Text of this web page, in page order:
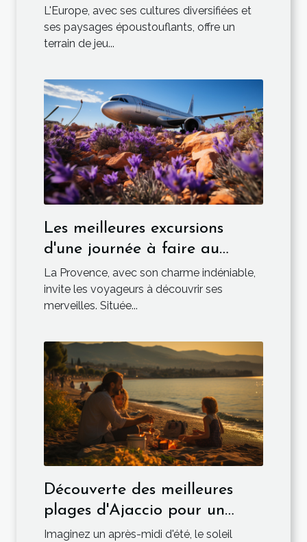
van
L'Europe, avec ses cultures diversifiées et
ses paysages époustouflants, offre un
terrain de jeu...
Les meilleures excursions
d'une journée à faire au
départ de l'aéroport de
Marseille
La Provence, avec son charme indéniable,
invite les voyageurs à découvrir ses
merveilles. Située...
Découverte des meilleures
plages d'Ajaccio pour un
pique-nique familial
Imaginez un après-midi d'été, le soleil